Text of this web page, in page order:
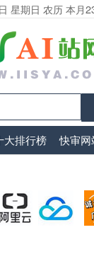
星期日 农历 本月
大排行榜 快审网
告位待售
部广告位2
告位招商_广告位待售
阿里云
打折活动、